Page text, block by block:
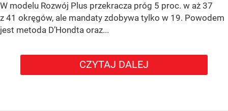
W modelu Rozwój Plus przekracza próg 5 proc. w aż 37
z 41 okręgów, ale mandaty zdobywa tylko w 19. Powodem
jest metoda D’Hondta oraz...
CZYTAJ DALEJ